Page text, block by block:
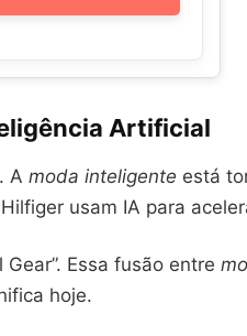
Artificial
A moda inteligente está
usam IA para
Essa fusão entre
hoje.